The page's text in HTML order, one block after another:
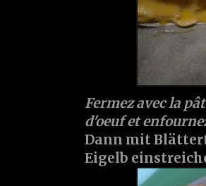
Fermez avec la
d'oeuf et
Dann mit
Eigelb